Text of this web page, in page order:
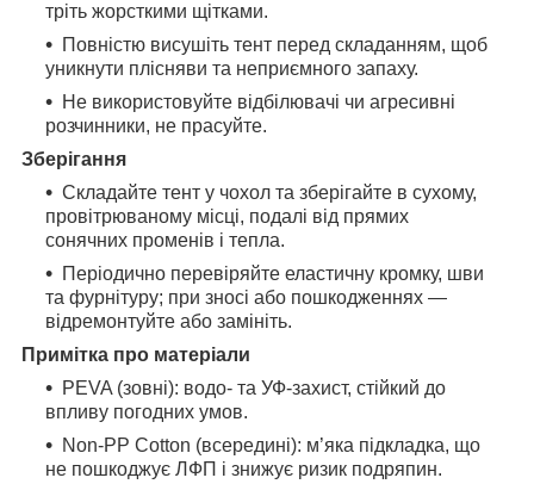
тріть жорсткими щітками.
Повністю висушіть тент перед складанням, щоб
уникнути плісняви та неприємного запаху.
Не використовуйте відбілювачі чи агресивні
розчинники, не прасуйте.
Зберігання
Складайте тент у чохол та зберігайте в сухому,
провітрюваному місці, подалі від прямих
сонячних променів і тепла.
Періодично перевіряйте еластичну кромку, шви
та фурнітуру; при зносі або пошкодженнях —
відремонтуйте або замініть.
Примітка про матеріали
PEVA (зовні): водо- та УФ-захист, стійкий до
впливу погодних умов.
Non-PP Cotton (всередині): м’яка підкладка, що
не пошкоджує ЛФП і знижує ризик подряпин.